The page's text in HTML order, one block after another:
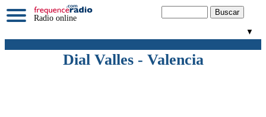
Radio online
▼
Dial Valles - Valencia